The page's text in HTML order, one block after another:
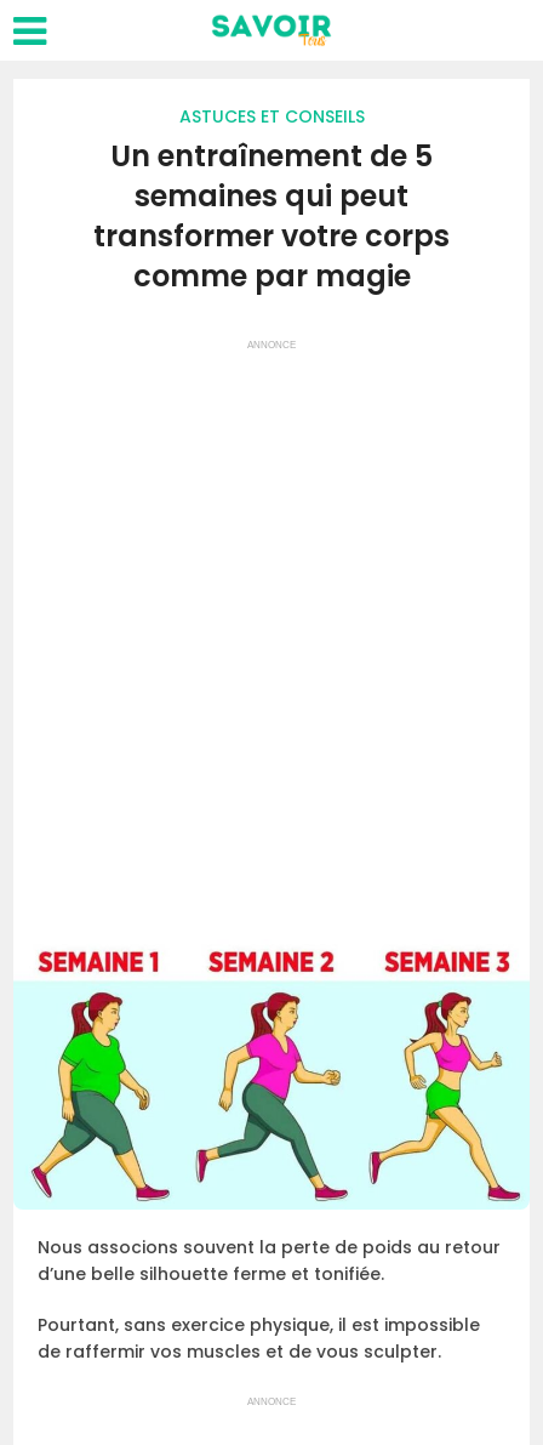
ASTUCES ET CONSEILS
Un entraînement de 5
semaines qui peut
transformer votre corps
comme par magie
ANNONCE
Nous associons souvent la perte de poids au retour
d’une belle silhouette ferme et tonifiée.
Pourtant, sans exercice physique, il est impossible
de raffermir vos muscles et de vous sculpter.
ANNONCE